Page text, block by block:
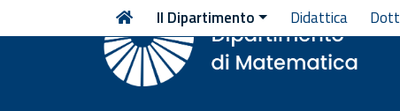
Il Dipartimento Didattica